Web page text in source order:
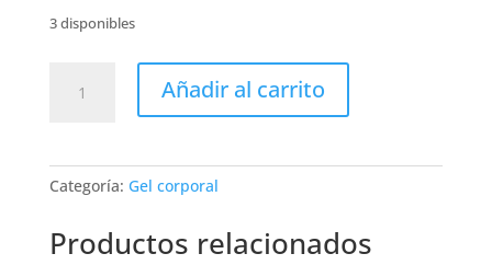
3 disponibles
TULIPAN
MACADAMIA
Añadir al carrito
Categoría: Gel corporal
Productos relacionados